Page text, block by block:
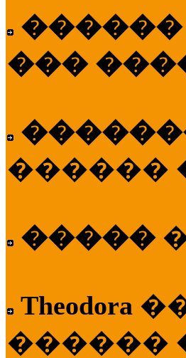
������
���
������
�����
Theodora
������